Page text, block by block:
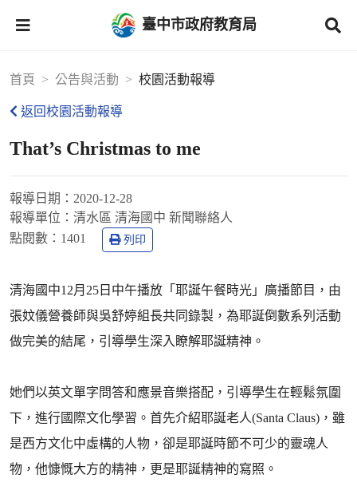
臺中市政府教育局
首頁 公告與活動 校園活動報導
返回校園活動報導
That’s Christmas to me
報導日期： 2020-12-28
報導單位： 清水區 清海國中 新聞聯絡人
點閱數： 1401 列印
清海國中12月25日中午播放「耶誕午餐時光」廣播節目，由
張妏儀營養師與吳舒婷組長共同錄製，為耶誕倒數系列活動
做完美的結尾，引導學生深入瞭解耶誕精神。
她們以英文單字問答和應景音樂搭配，引導學生在輕鬆氛圍
下，進行國際文化學習。首先介紹耶誕老人(Santa Claus)，雖
是西方文化中虛構的人物，卻是耶誕時節不可少的靈魂人
物，他慷慨大方的精神，更是耶誕精神的寫照。